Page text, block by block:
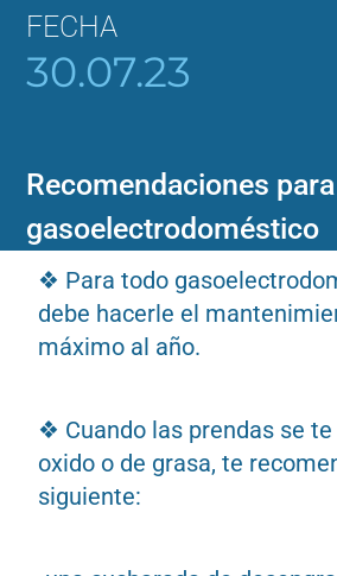
FECHA
30.07.23
Recomendaciones
gasoelectrodoméstico
❖ Para todo
debe hacerle el
máximo al año.
❖ Cuando las prendas se
oxido o de grasa, te
siguiente: